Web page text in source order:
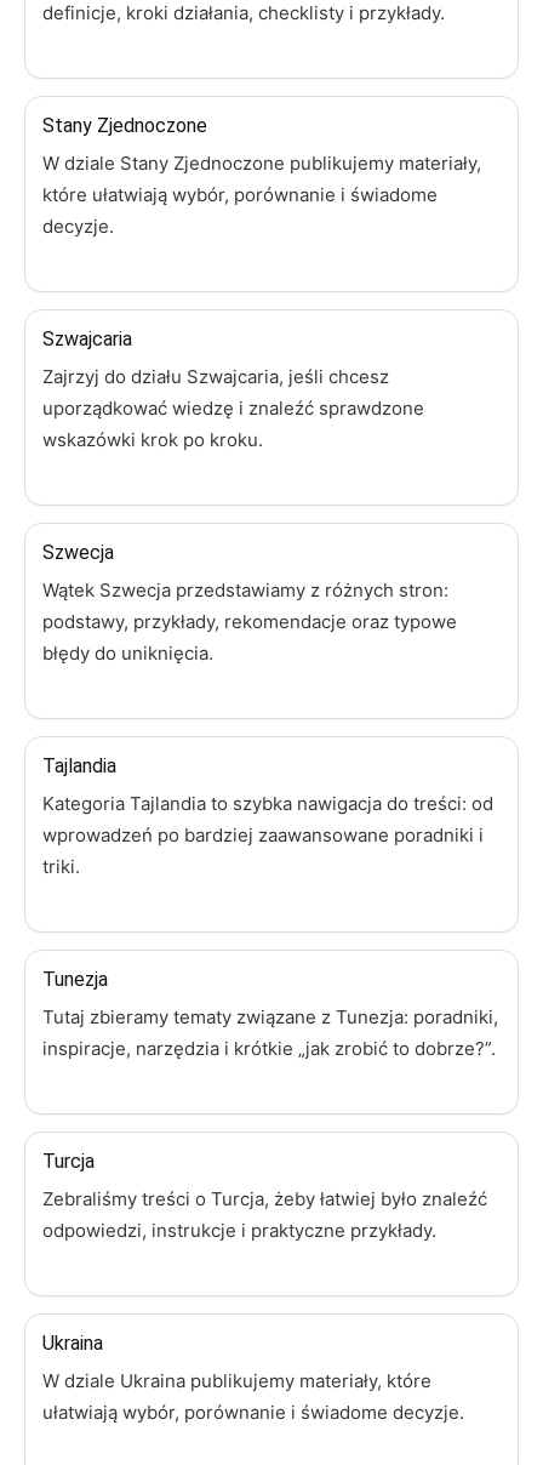
definicje, kroki działania, checklisty i przykłady.
Stany Zjednoczone
W dziale Stany Zjednoczone publikujemy materiały,
które ułatwiają wybór, porównanie i świadome
decyzje.
Szwajcaria
Zajrzyj do działu Szwajcaria, jeśli chcesz
uporządkować wiedzę i znaleźć sprawdzone
wskazówki krok po kroku.
Szwecja
Wątek Szwecja przedstawiamy z różnych stron:
podstawy, przykłady, rekomendacje oraz typowe
błędy do uniknięcia.
Tajlandia
Kategoria Tajlandia to szybka nawigacja do treści: od
wprowadzeń po bardziej zaawansowane poradniki i
triki.
Tunezja
Tutaj zbieramy tematy związane z Tunezja: poradniki,
inspiracje, narzędzia i krótkie „jak zrobić to dobrze?”.
Turcja
Zebraliśmy treści o Turcja, żeby łatwiej było znaleźć
odpowiedzi, instrukcje i praktyczne przykłady.
Ukraina
W dziale Ukraina publikujemy materiały, które
ułatwiają wybór, porównanie i świadome decyzje.